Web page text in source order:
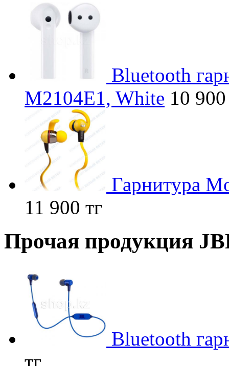
Bluetooth
M2104E1, White 10 900
Гарнитура
11 900 тг
Прочая продукция
Bluetooth